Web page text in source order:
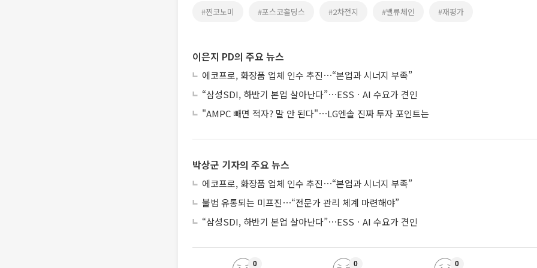
#찐코노미 #포스코홀딩스 #2차전지 #밸류체인 #재평가
이은지 PD의 주요 뉴스
에코프로, 화장품 업체 인수 추진⋯“본업과 시너지 부족”
“삼성SDI, 하반기 본업 살아난다”⋯ESSㆍAI 수요가 견인
"AMPC 빼면 적자? 말 안 된다"⋯LG엔솔 진짜 투자 포인트는
박상군 기자의 주요 뉴스
에코프로, 화장품 업체 인수 추진⋯“본업과 시너지 부족”
불법 유통되는 미프진⋯“전문가 관리 체계 마련해야”
“삼성SDI, 하반기 본업 살아난다”⋯ESSㆍAI 수요가 견인
0 0 0